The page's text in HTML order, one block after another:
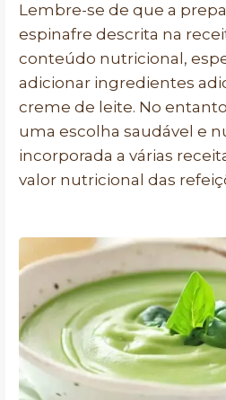
Lembre-se de que a
espinafre descrita na
conteúdo nutricional,
adicionar ingredientes
creme de leite. No
uma escolha saudável e
incorporada a várias
valor nutricional das